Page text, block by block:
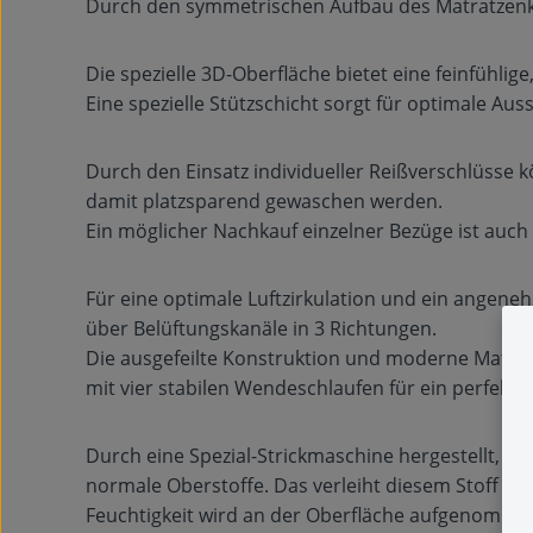
Durch den symmetrischen Aufbau des
Die spezielle 3D-Oberfläche bietet eine
Eine spezielle Stützschicht sorgt für optimale
Durch den Einsatz individueller Reißverschlüsse
damit platzsparend gewaschen werden.
Ein möglicher Nachkauf einzelner Bezüge ist
Für eine optimale Luftzirkulation und ein
über Belüftungskanäle in 3 Richtungen.
Die ausgefeilte Konstruktion und moderne
mit vier stabilen Wendeschlaufen für ein
Durch eine Spezial-Strickmaschine hergestellt,
normale Oberstoffe. Das verleiht diesem Stoff
Feuchtigkeit wird an der Oberfläche